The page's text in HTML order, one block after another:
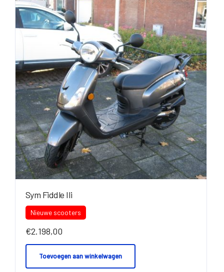
Sym Fiddle IIi
Nieuwe scooters
€2.198,00
Toevoegen aan winkelwagen